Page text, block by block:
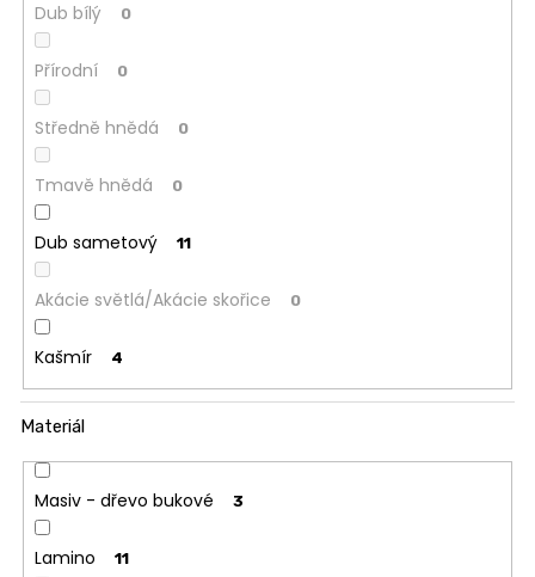
Dub bílý 0
Přírodní 0
Středně hnědá 0
Tmavě hnědá 0
Dub sametový 11
Akácie světlá/Akácie skořice 0
Kašmír 4
Materiál
Masiv - dřevo bukové 3
Lamino 11